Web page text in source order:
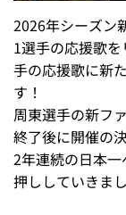
2026年シーズン
1選手の応援歌
手の応援歌に新
す！
周東選手の新フ
終了後に開催の
2年連続の日本
押ししていきま